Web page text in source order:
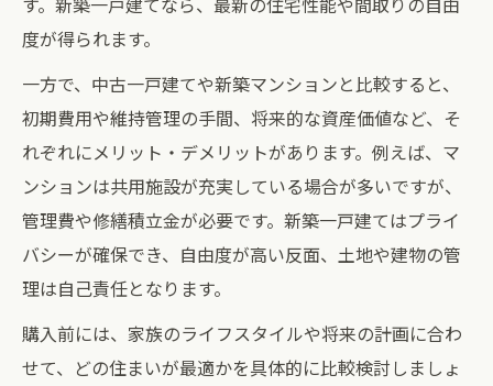
度が得られます。
一方で、中古一戸建てや新築マンションと比較すると、
初期費用や維持管理の手間、将来的な資産価値など、そ
れぞれにメリット・デメリットがあります。例えば、マ
ンションは共用施設が充実している場合が多いですが、
管理費や修繕積立金が必要です。新築一戸建てはプライ
バシーが確保でき、自由度が高い反面、土地や建物の管
理は自己責任となります。
購入前には、家族のライフスタイルや将来の計画に合わ
せて、どの住まいが最適かを具体的に比較検討しましょ